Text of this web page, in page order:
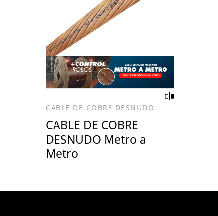
CABLE DE COBRE DESNUDO
CABLE DE COBRE
DESNUDO Metro a
Metro